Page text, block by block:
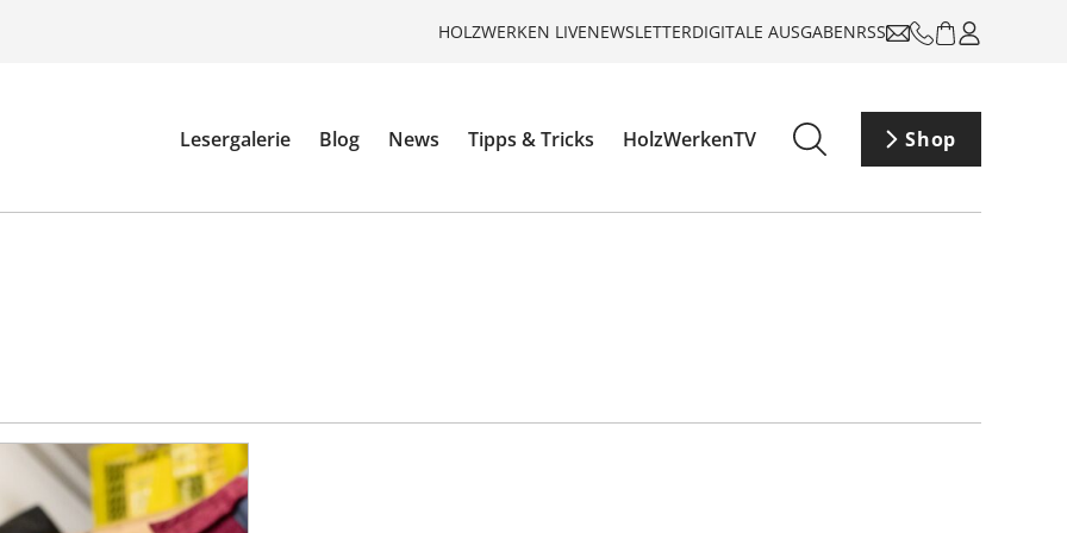
HOLZWERKEN LIVENEWSLETTERDIGITALE AUSGABENRSS
Lesergalerie Blog News Tipps & Tricks HolzWerkenTV Shop